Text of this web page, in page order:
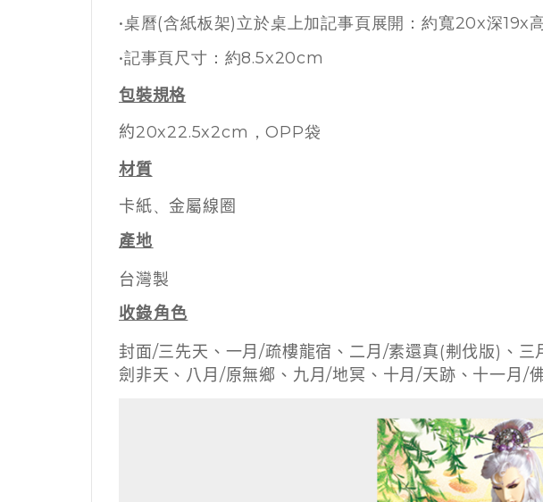
•桌曆(含紙板架)立於桌上加記事頁展開：約寬20x深19x
•記事頁尺寸： 約8.5x20cm
包裝規格
約20x22.5x2cm，OPP袋
材質
卡紙、金屬線圈
產地
台灣製
收錄角色
封面/三先天、一月/疏樓龍宿、二月/素還真(刜伐版)、
劍非天、八月/原無鄉、九月/地冥、十月/天跡、十一月/